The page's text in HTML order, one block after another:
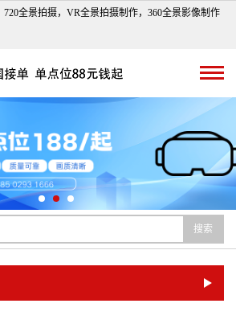
全景拍摄，VR全景拍摄制作，360全景影像制作
搜索